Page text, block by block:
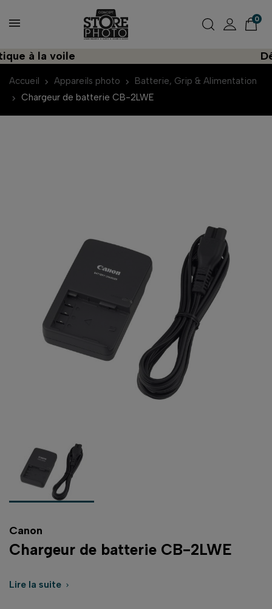
0
à la voile
Accueil Appareils photo
Batterie, Grip & Alimentation
Chargeur de batterie CB-2LWE
Canon
Chargeur de batterie CB-2LWE
Lire la suite 